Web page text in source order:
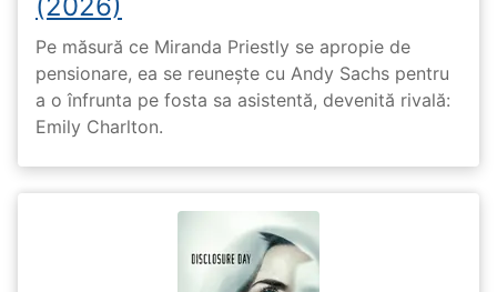
Pe măsură ce Miranda Priestly se apropie de
pensionare, ea se reunește cu Andy Sachs pentru
a o înfrunta pe fosta sa asistentă, devenită rivală:
Emily Charlton.